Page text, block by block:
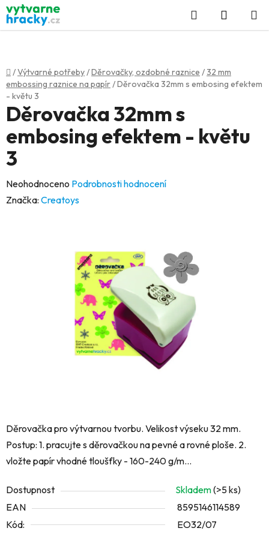
Přejít
na
obsah
Hledat
KOŠÍK
Domů
/Výtvarné potřeby/Děrovačky, ozdobné raznice /32 mm
embossing raznice na papír/Děrovačka 32mm s embosing efektem
- květu 3
Děrovačka pro výtvarnou tvorbu. Velikost výseku 32 mm.
Postup: 1. pracujte s děrovačkou na pevné a rovné ploše. 2.
vložte papír vhodné tloušťky - 160-240 g/m...
Dostupnost Skladem(>5 ks)
EAN
8595146114589
Kód:
EO32/07
Děrovačka 32mm s
embosing efektem - květu
3
Průměrné
hodnocení
Neohodnoceno Podrobnosti hodnocení
Značka: Creatoys